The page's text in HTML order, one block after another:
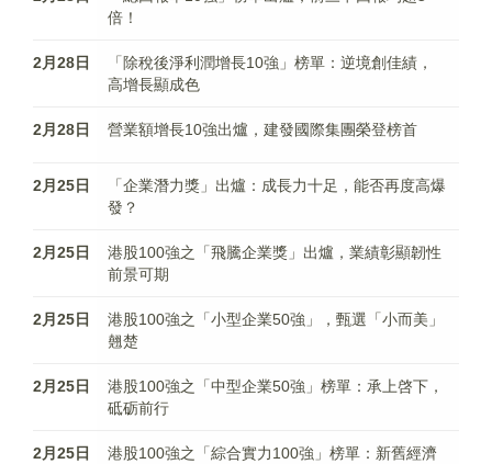
倍！
2月28日
「除稅後淨利潤增長10強」榜單：逆境創佳績，
高增長顯成色
2月28日 營業額增長10強出爐，建發國際集團榮登榜首
2月25日
「企業潛力獎」出爐：成長力十足，能否再度高爆
發？
2月25日
港股100強之「飛騰企業獎」出爐，業績彰顯韌性
前景可期
2月25日
港股100強之「小型企業50強」，甄選「小而美」
翹楚
2月25日
港股100強之「中型企業50強」榜單：承上啓下，
砥砺前行
2月25日
港股100強之「綜合實力100強」榜單：新舊經濟